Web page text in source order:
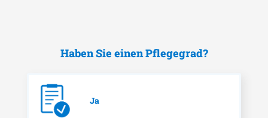
Haben Sie einen Pflegegrad?
Ja